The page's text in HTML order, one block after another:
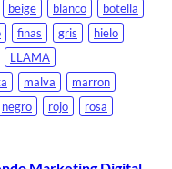
beige blanco
botella
finas gris
hielo
LLAMA
malva
marron
negro rojo
rosa